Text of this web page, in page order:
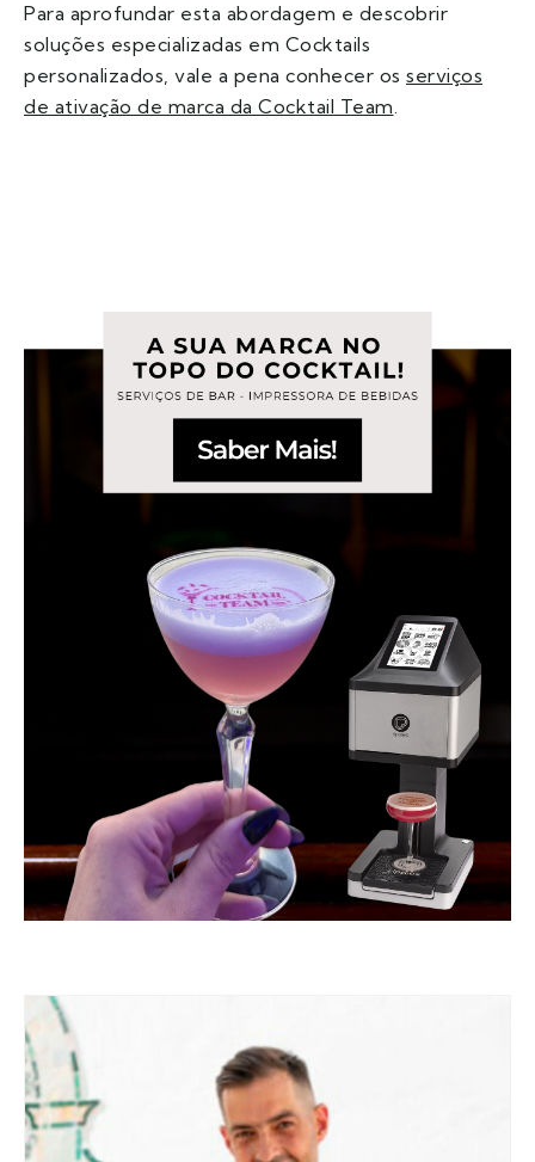
Para aprofundar esta abordagem e descobrir
soluções especializadas em Cocktails
personalizados, vale a pena conhecer os serviços
de ativação de marca da Cocktail Team.